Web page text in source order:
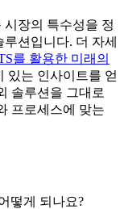
시장의 특수성을 정
션입니다. 더 자세
를 활용한 미래의
있는 인사이트를 얻
솔루션을 그대로
프로세스에 맞는
떻게 되나요?